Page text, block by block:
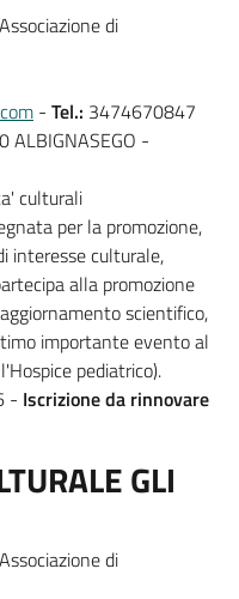
Associazione di
- Tel.: 3474670847
ALBIGNASEGO -
culturali
per la promozione,
interesse culturale,
alla promozione
scientifico,
importante evento al
pediatrico).
- Iscrizione da rinnovare
GLI
Associazione di